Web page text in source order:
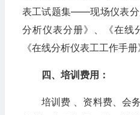
表工试题集——现场仪表分
分析仪表分册》、《在线
《在线分析仪表工工作手册
四、培训费用：
培训费 、资料费、会